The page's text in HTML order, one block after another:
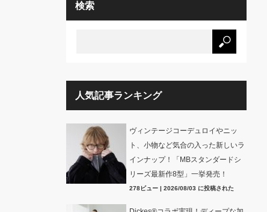
検索
人気記事ランキング
ヴィンテージコーデュロイやニッ
ト、小物など気合の入った新しいラ
インナップ！「MBスタンダードシ
リーズ最新作8型」一挙発売！
278ビュー| 2026/08/03 に投稿された